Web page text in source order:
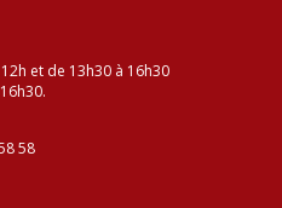
et de 13h30 à 16h30
58